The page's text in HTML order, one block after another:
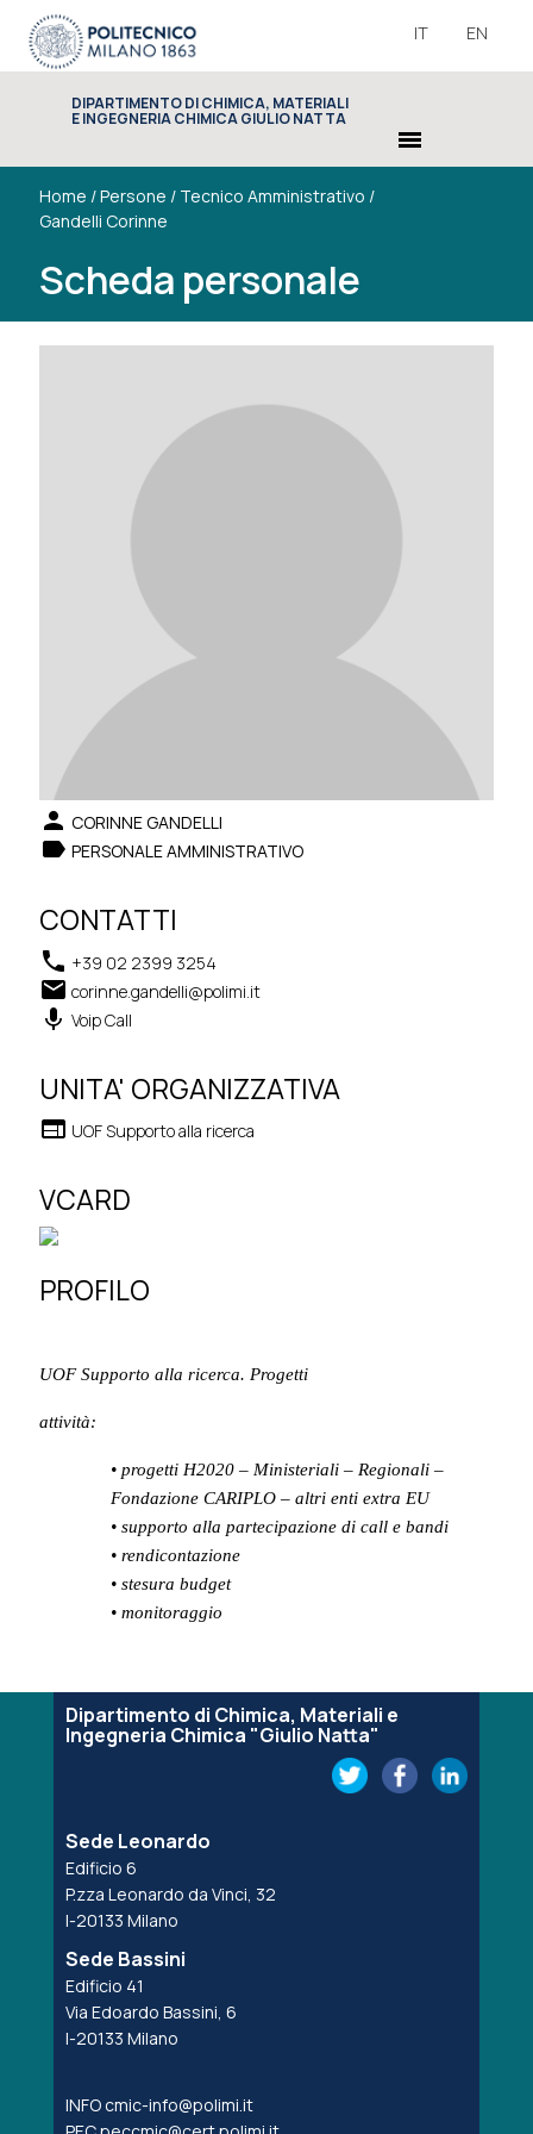
EN
IT
DIPARTIMENTO DI CHIMICA, MATERIALI
E INGEGNERIA CHIMICA GIULIO NATTA
menu
Home /Persone / Tecnico Amministrativo /
Gandelli Corinne
Scheda personale
person CORINNE GANDELLI
label PERSONALE AMMINISTRATIVO
CONTATTI
phone +39 02 2399 3254
email corinne.gandelli@polimi.it
keyboard_voice Voip Call
UNITA' ORGANIZZATIVA
web UOF Supporto alla ricerca
VCARD
PROFILO
UOF Supporto alla ricerca. Progetti
attività:
• progetti H2020 – Ministeriali – Regionali –
Fondazione CARIPLO – altri enti extra EU
• supporto alla partecipazione di call e bandi
• rendicontazione
• stesura budget
• monitoraggio
Dipartimento di Chimica, Materiali e
Ingegneria Chimica "Giulio Natta"
Sede Leonardo
Edificio 6
P.zza Leonardo da Vinci, 32
I-20133 Milano
Sede Bassini
Edificio 41
Via Edoardo Bassini, 6
I-20133 Milano
INFO cmic-info@polimi.it